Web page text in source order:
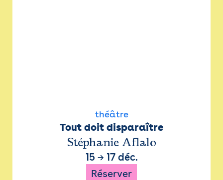
théâtre
Tout doit disparaître
Stéphanie Aflalo
15 → 17 déc.
Réserver